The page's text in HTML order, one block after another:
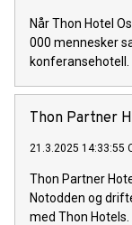
Når Thon Hotel
000 mennesker
konferansehotell.
Thon Partner
21.3.2025 14:33:55
Thon Partner
Notodden og
med Thon